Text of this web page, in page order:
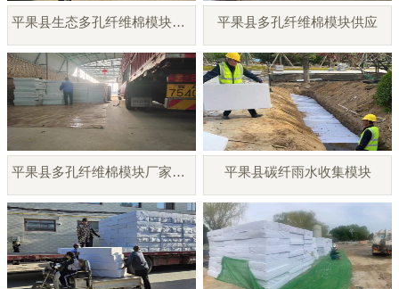
平果县生态多孔纤维棉模块厂家 平果县多孔纤维棉模块供应
平果县多孔纤维棉模块厂家直销 平果县碳纤雨水收集模块